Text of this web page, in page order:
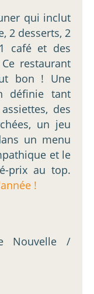
qui inclut
2 desserts, 2
café et des
restaurant
bon ! Une
définie tant
des
un jeu
un menu
et le
prix au top.
!
Nouvelle /